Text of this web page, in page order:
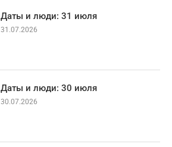
Даты и люди: 31 июля
31.07.2026
Даты и люди: 30 июля
30.07.2026